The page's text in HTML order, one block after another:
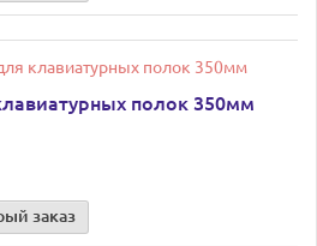
полок 350мм
заказ